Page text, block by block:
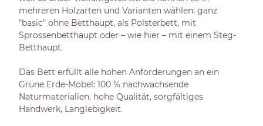
mehreren Holzarten und Varianten wählen: ganz
"basic" ohne Betthaupt, als Polsterbett, mit
Sprossenbetthaupt oder – wie hier – mit einem Steg-
Betthaupt.
Das Bett erfüllt alle hohen Anforderungen an ein
Grüne Erde-Möbel: 100 % nachwachsende
Naturmaterialien, hohe Qualität, sorgfältiges
Handwerk, Langlebigkeit.